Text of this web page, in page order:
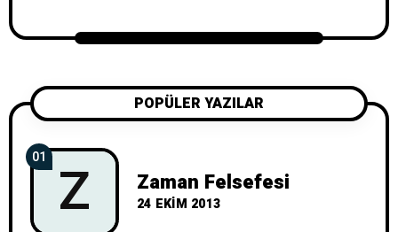
POPÜLER YAZILAR
Z
01
Zaman Felsefesi
24 EKIM 2013